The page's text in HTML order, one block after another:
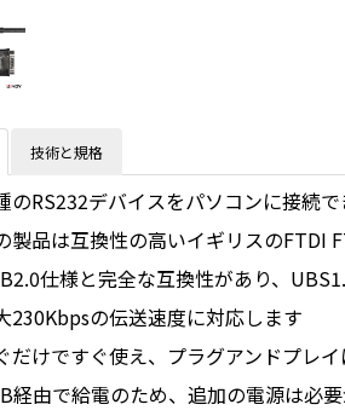
技術と規格
のRS232デバイスをパソコンに接続
製品は互換性の高いイギリスのFTDI
仕様と完全な互換性があり、
230Kbpsの伝送速度に対応します
だけですぐ使え、プラグアンドプレ
経由で給電のため、追加の電源は必